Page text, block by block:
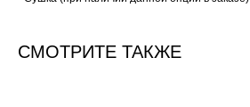
СМОТРИТЕ ТАКЖЕ